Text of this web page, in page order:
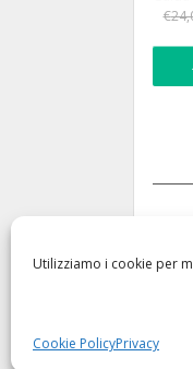
Utilizziamo i cookie per
Cookie PolicyPrivacy
€
Made